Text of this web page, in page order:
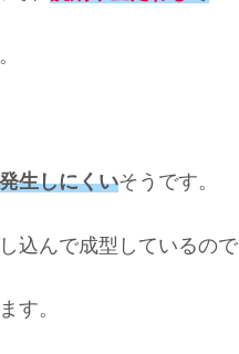
生しにくいそうです。
込んで成型しているので
す。